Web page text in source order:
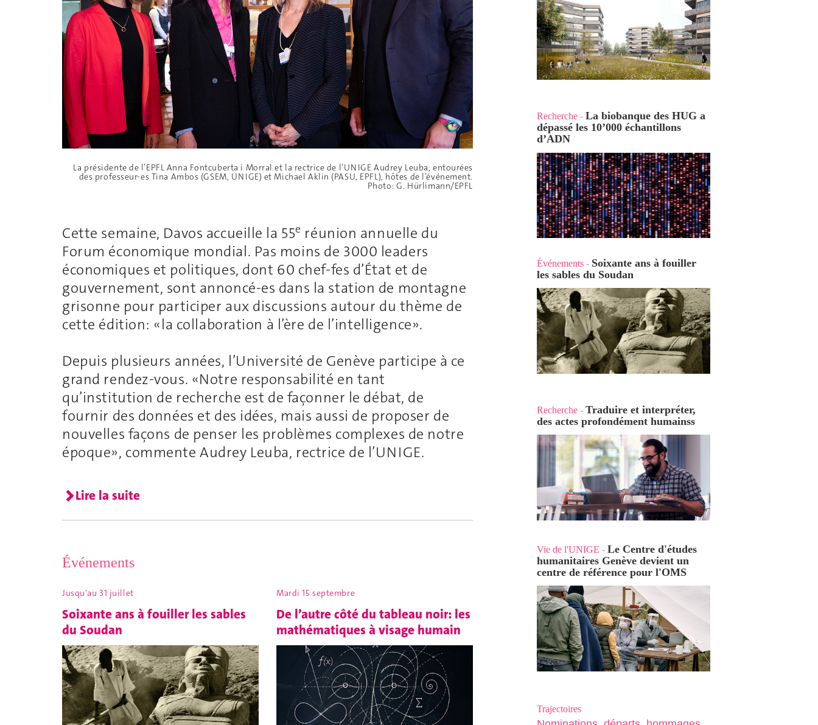
La présidente de l’EPFL Anna Fontcuberta i Morral et la rectrice de l’UNIGE Audrey Leuba, entourées
des professeur-es Tina Ambos (GSEM, UNIGE) et Michael Aklin (PASU, EPFL), hôtes de l’événement.
Photo: G. Hürlimann/EPFL
Cette semaine, Davos accueille la 55e réunion annuelle du
Forum économique mondial. Pas moins de 3000 leaders
économiques et politiques, dont 60 chef-fes d’État et de
gouvernement, sont annoncé-es dans la station de montagne
grisonne pour participer aux discussions autour du thème de
cette édition: «la collaboration à l’ère de l’intelligence».
Depuis plusieurs années, l’Université de Genève participe à ce
grand rendez-vous. «Notre responsabilité en tant
qu’institution de recherche est de façonner le débat, de
fournir des données et des idées, mais aussi de proposer de
nouvelles façons de penser les problèmes complexes de notre
époque», commente Audrey Leuba, rectrice de l’UNIGE.
Lire la suite
Événements
Jusqu'au 31 juillet
Soixante ans à fouiller les sables
du Soudan
Mardi 15 septembre
De l’autre côté du tableau noir: les
mathématiques à visage humain
Recherche - La biobanque des HUG a
dépassé les 10’000 échantillons
d’ADN
Événements - Soixante ans à fouiller
les sables du Soudan
Recherche - Traduire et interpréter,
des actes profondément humainss
Vie de l'UNIGE - Le Centre d'études
humanitaires Genève devient un
centre de référence pour l'OMS
Trajectoires